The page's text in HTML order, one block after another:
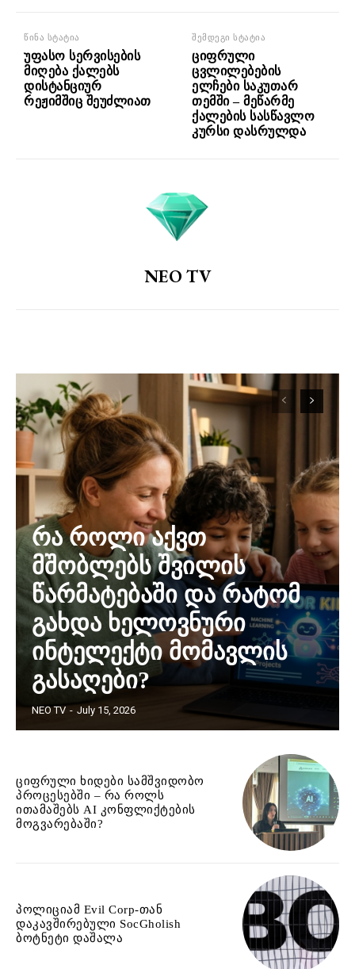
წინა სტატია
უფასო სერვისების
მიღება ქალებს
დისტანციურ
რეჟიმშიც შეუძლიათ
შემდეგი სტატია
ციფრული
ცვლილებების
ელჩები საკუთარ
თემში – მეწარმე
ქალების სასწავლო
კურსი დასრულდა
NEO TV
რა როლი აქვთ
მშობლებს შვილის
წარმატებაში და რატომ
გახდა ხელოვნური
ინტელექტი მომავლის
გასაღები?
NEO TV - July 15, 2026
ციფრული ხიდები სამშვიდობო
პროცესებში – რა როლს
ითამაშებს AI კონფლიქტების
მოგვარებაში?
პოლიციამ Evil Corp-თან
დაკავშირებული SocGholish
ბოტნეტი დაშალა